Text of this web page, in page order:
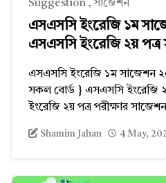
Suggestion ,সাজেশন
এসএসসি ইংরেজি ১ম
এসএসসি ইংরেজি ২য়
এসএসসি ইংরেজি ১ম সাজেশন
সকল বোর্ড } এসএসসি ইংরেজি
ইংরেজি ২য় পত্র পরীক্ষার
Shamim Jahan 4 May,